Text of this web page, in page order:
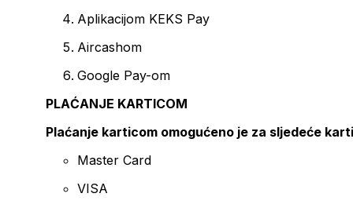
Aplikacijom KEKS Pay
Aircashom
Google Pay-om
PLAĆANJE KARTICOM
Plaćanje karticom omogućeno je za sljedeće
Master Card
VISA